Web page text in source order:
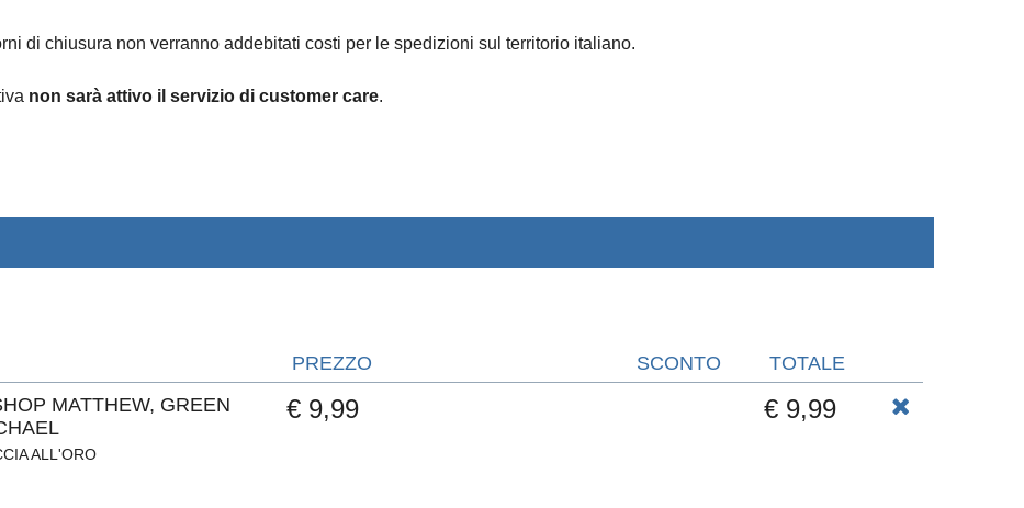
di chiusura non verranno addebitati costi per le spedizioni sul territorio italiano.
non sarà attivo il servizio di customer care.
PREZZO SCONTO TOTALE
MATTHEW, GREEN
ALL'ORO
€ 9,99 € 9,99